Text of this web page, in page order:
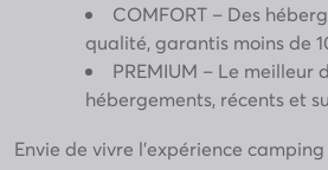
COMFORT – Des
qualité, garantis moins de
PREMIUM – Le meilleur
hébergements, récents et
Envie de vivre l’expérience